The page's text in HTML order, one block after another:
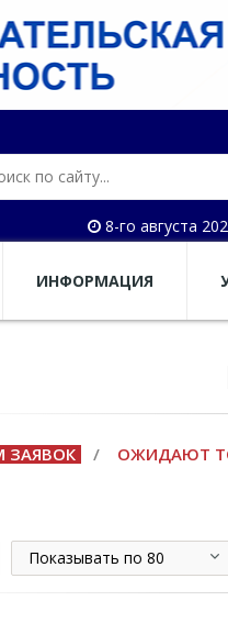
8-го августа
ИНФОРМАЦИЯ
ЗАЯВОК / ОЖИДАЮТ
Показывать по 80